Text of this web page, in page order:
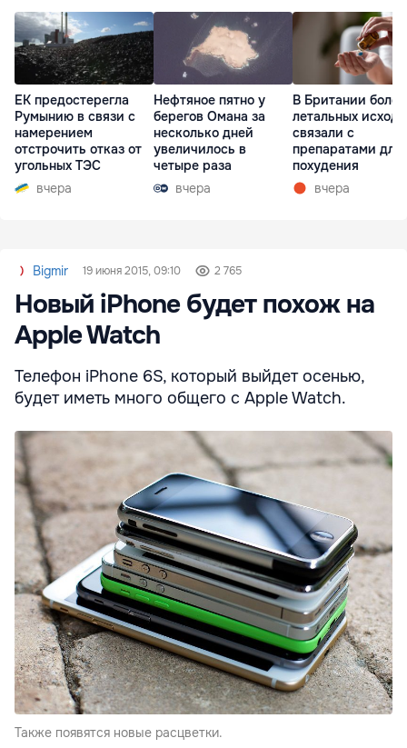
ЕК предостерегла
Румынию в связи с
намерением
отстрочить отказ от
угольных ТЭС
вчера
Нефтяное пятно у
берегов Омана за
несколько дней
увеличилось в
четыре раза
вчера
В Британии
летальных
связали с
препаратами для
похудения
вчера
Bigmir 19 июня 2015, 09:10 2 765
Новый iPhone будет похож на
Apple Watch
Телефон iPhone 6S, который выйдет осенью,
будет иметь много общего с Apple Watch.
Также появятся новые расцветки.